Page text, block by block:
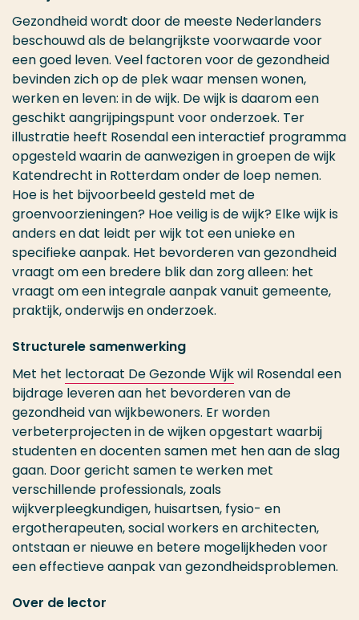
Gezondheid wordt door de meeste Nederlanders
beschouwd als de belangrijkste voorwaarde voor
een goed leven. Veel factoren voor de gezondheid
bevinden zich op de plek waar mensen wonen,
werken en leven: in de wijk. De wijk is daarom een
geschikt aangrijpingspunt voor onderzoek. Ter
illustratie heeft Rosendal een interactief programma
opgesteld waarin de aanwezigen in groepen de wijk
Katendrecht in Rotterdam onder de loep nemen.
Hoe is het bijvoorbeeld gesteld met de
groenvoorzieningen? Hoe veilig is de wijk? Elke wijk is
anders en dat leidt per wijk tot een unieke en
specifieke aanpak. Het bevorderen van gezondheid
vraagt om een bredere blik dan zorg alleen: het
vraagt om een integrale aanpak vanuit gemeente,
praktijk, onderwijs en onderzoek.
Structurele samenwerking
Met het lectoraat De Gezonde Wijkwil Rosendal een
bijdrage leveren aan het bevorderen van de
gezondheid van wijkbewoners. Er worden
verbeterprojecten in de wijken opgestart waarbij
studenten en docenten samen met hen aan de slag
gaan. Door gericht samen te werken met
verschillende professionals, zoals
wijkverpleegkundigen, huisartsen, fysio- en
ergotherapeuten, social workers en architecten,
ontstaan er nieuwe en betere mogelijkheden voor
een effectieve aanpak van gezondheidsproblemen.
Over de lector